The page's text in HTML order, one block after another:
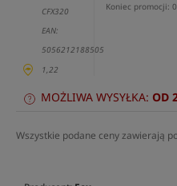
CFX320
EAN:
5056212188505
1,22
Koniec promocji:
MOŻLIWA WYSYŁKA: OD
Wszystkie podane ceny zawierają